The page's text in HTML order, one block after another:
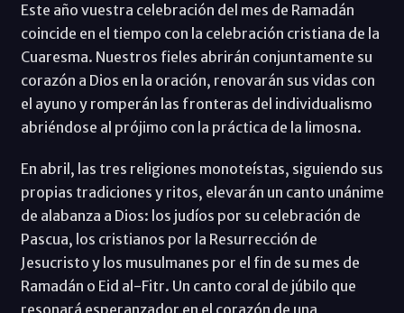
Este año vuestra celebración del mes de Ramadán
coincide en el tiempo con la celebración cristiana de la
Cuaresma. Nuestros fieles abrirán conjuntamente su
corazón a Dios en la oración, renovarán sus vidas con
el ayuno y romperán las fronteras del individualismo
abriéndose al prójimo con la práctica de la limosna.
En abril, las tres religiones monoteístas, siguiendo sus
propias tradiciones y ritos, elevarán un canto unánime
de alabanza a Dios: los judíos por su celebración de
Pascua, los cristianos por la Resurrección de
Jesucristo y los musulmanes por el fin de su mes de
Ramadán o Eid al-Fitr. Un canto coral de júbilo que